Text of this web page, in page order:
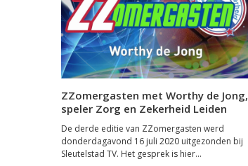
ZZomergasten met Worthy de Jong,
speler Zorg en Zekerheid Leiden
De derde editie van ZZomergasten werd
donderdagavond 16 juli 2020 uitgezonden bij
Sleutelstad TV. Het gesprek is hier...